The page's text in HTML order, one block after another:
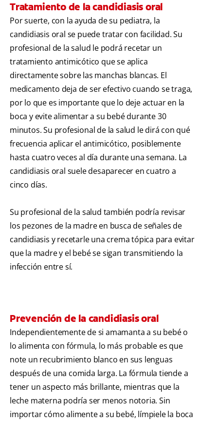
Tratamiento de la candidiasis oral
Por suerte, con la ayuda de su pediatra, la
candidiasis oral se puede tratar con facilidad. Su
profesional de la salud le podrá recetar un
tratamiento antimicótico que se aplica
directamente sobre las manchas blancas. El
medicamento deja de ser efectivo cuando se traga,
por lo que es importante que lo deje actuar en la
boca y evite alimentar a su bebé durante 30
minutos. Su profesional de la salud le dirá con qué
frecuencia aplicar el antimicótico, posiblemente
hasta cuatro veces al día durante una semana. La
candidiasis oral suele desaparecer en cuatro a
cinco días.
Su profesional de la salud también podría revisar
los pezones de la madre en busca de señales de
candidiasis y recetarle una crema tópica para evitar
que la madre y el bebé se sigan transmitiendo la
infección entre sí.
Prevención de la candidiasis oral
Independientemente de si amamanta a su bebé o
lo alimenta con fórmula, lo más probable es que
note un recubrimiento blanco en sus lenguas
después de una comida larga. La fórmula tiende a
tener un aspecto más brillante, mientras que la
leche materna podría ser menos notoria. Sin
importar cómo alimente a su bebé, límpiele la boca